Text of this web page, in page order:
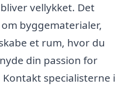
vellykket. Det
byggematerialer,
et rum, hvor du
din passion for
specialisterne i